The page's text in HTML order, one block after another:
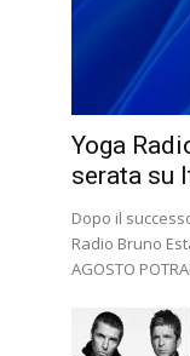
Yoga
serata su
Dopo il
Radio Bruno
AGOSTO